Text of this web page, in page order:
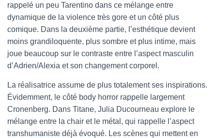
rappelé un peu Tarentino dans ce mélange entre
dynamique de la violence très gore et un côté plus
comique. Dans la deuxième partie, l’esthétique devient
moins grandiloquente, plus sombre et plus intime, mais
joue beaucoup sur le contraste entre l’aspect masculin
d’Adrien/Alexia et son changement corporel.
La réalisatrice assume de plus totalement ses inspirations.
Évidemment, le côté body horror rappelle largement
Cronenberg. Dans Titane, Julia Ducourneau explore le
mélange entre la chair et le métal, qui rappelle l’aspect
transhumaniste déjà évoqué. Les scènes qui mettent en